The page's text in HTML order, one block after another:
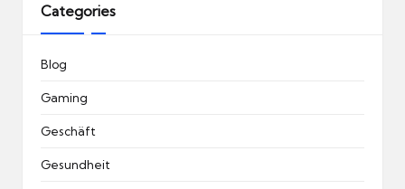
Categories
Blog
Gaming
Geschäft
Gesundheit